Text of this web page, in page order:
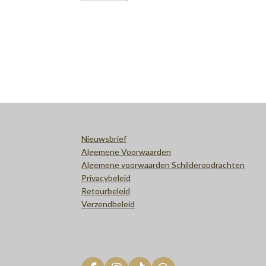
Nieuwsbrief
Algemene Voorwaarden
Algemene voorwaarden Schilderopdrachten
Privacybeleid
Retourbeleid
Verzendbeleid